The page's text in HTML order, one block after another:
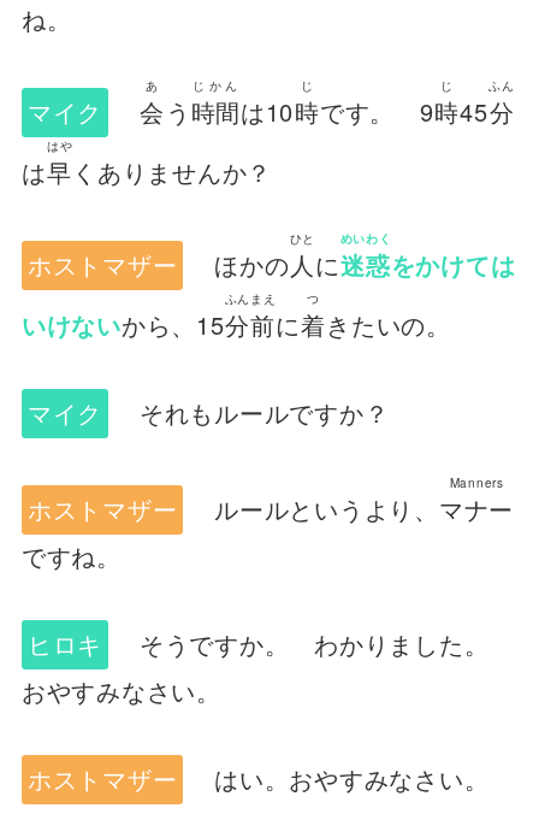
ね。
マイク 会
あ
う 時間
じかん
は10時
じ
です。 9時
じ
45分
ふん
は早
はや
くありませんか？
ホストマザー ほかの人
ひと
に迷惑
めいわく
をかけては
いけないから、15分前
ふんまえ
に着
つ
きたいの。
マイク それもルールですか？
ホストマザー ルールというより、 マナー
Manners
ですね。
ヒロキ
そうですか。 わかりました。
おやすみなさい。
ホストマザー はい。おやすみなさい。